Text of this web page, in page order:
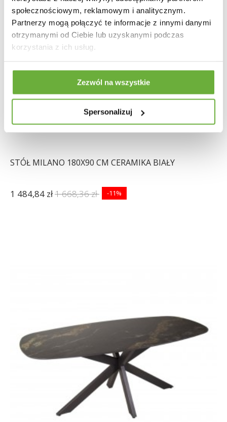
społecznościowym, reklamowym i analitycznym.
Partnerzy mogą połączyć te informacje z innymi danymi
otrzymanymi od Ciebie lub uzyskanymi podczas
korzystania z ich usług.
Zezwól na wszystkie
Spersonalizuj
STÓŁ MILANO 180X90 CM CERAMIKA BIAŁY
1 484,84 zł1 668,36 zł -11%